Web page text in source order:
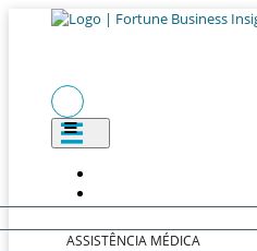
ASSISTÊNCIA MÉDICA